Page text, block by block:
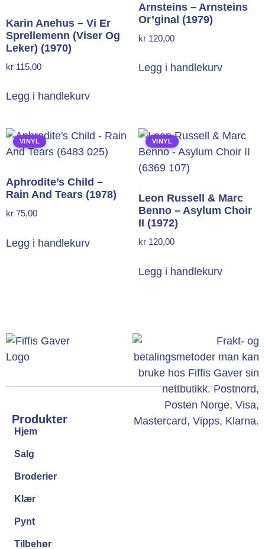
Karin Anehus – Vi Er
Sprellemenn (Viser Og
Leker) (1970)
kr 115,00
Legg i handlekurv
Arnsteins – Arnsteins
Or’ginal (1979)
kr 120,00
Legg i handlekurv
VINYL
Aphrodite’s Child –
Rain And Tears (1978)
kr 75,00
Legg i handlekurv
VINYL
Leon Russell & Marc
Benno – Asylum Choir
II (1972)
kr 120,00
Legg i handlekurv
Produkter
Hjem
Salg
Broderier
Klær
Pynt
Tilbehør